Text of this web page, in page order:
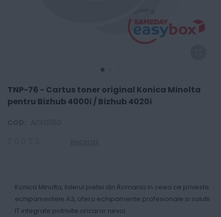
TNP-76 - Cartus toner original Konica Minolta
pentru Bizhub 4000i / Bizhub 4020i
Konica Minolta, liderul pietei din Romania in ceea ce priveste
echipamentele A3, ofera echipamente profesionale si solutii
IT integrate potrivite oricaror nevoi.